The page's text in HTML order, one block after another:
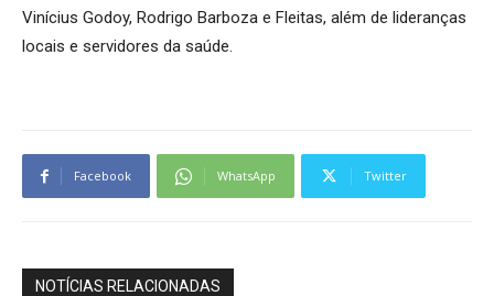
Vinícius Godoy, Rodrigo Barboza e Fleitas, além de lideranças
locais e servidores da saúde.
Facebook WhatsApp Twitter
NOTÍCIAS RELACIONADAS